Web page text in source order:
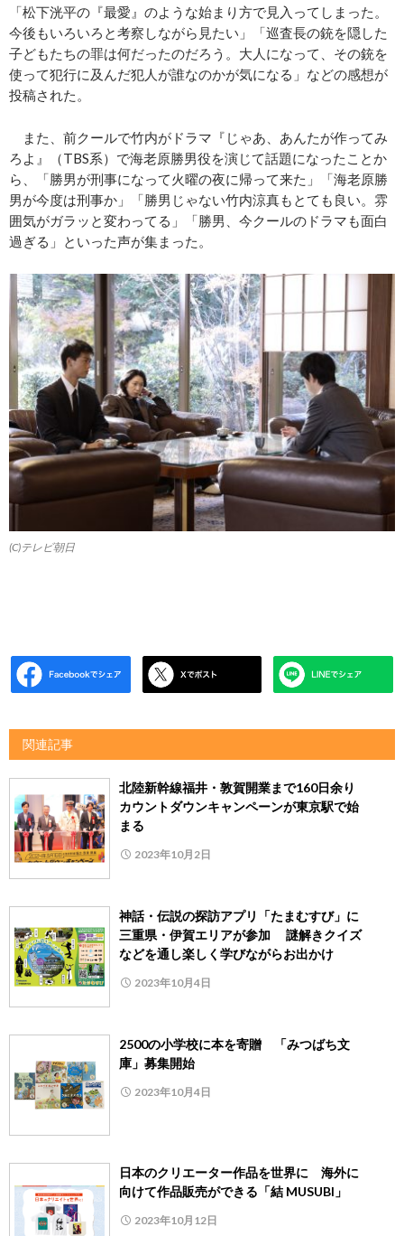
「松下洸平の『最愛』のような始まり方で見入ってしまった。
今後もいろいろと考察しながら見たい」「巡査長の銃を隠した
子どもたちの罪は何だったのだろう。大人になって、その銃を
使って犯行に及んだ犯人が誰なのかが気になる」などの感想が
投稿された。
また、前クールで竹内がドラマ『じゃあ、あんたが作ってみ
ろよ』（TBS系）で海老原勝男役を演じて話題になったことか
ら、「勝男が刑事になって火曜の夜に帰って来た」「海老原勝
男が今度は刑事か」「勝男じゃない竹内涼真もとても良い。雰
囲気がガラッと変わってる」「勝男、今クールのドラマも面白
過ぎる」といった声が集まった。
(C)テレビ朝日
関連記事
北陸新幹線福井・敦賀開業まで160日余り
カウントダウンキャンペーンが東京駅で始
まる
2023年10月2日
神話・伝説の探訪アプリ「たまむすび」に
三重県・伊賀エリアが参加 謎解きクイズ
などを通し楽しく学びながらお出かけ
2023年10月4日
2500の小学校に本を寄贈 「みつばち文
庫」募集開始
2023年10月4日
日本のクリエーター作品を世界に 海外に
向けて作品販売ができる「結 MUSUBI」
2023年10月12日